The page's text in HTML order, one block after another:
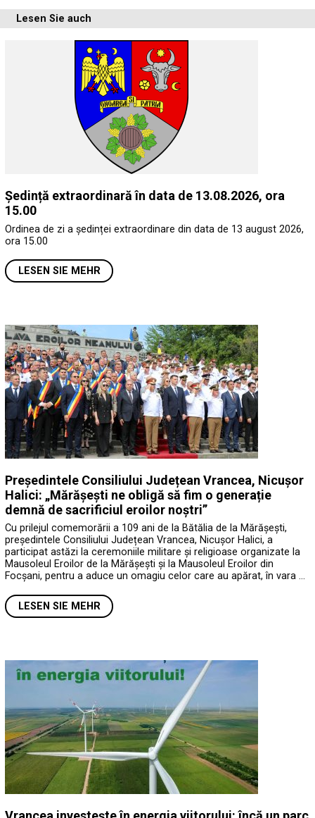
Lesen Sie auch
Ședință extraordinară în data de 13.08.2026, ora
15.00
Ordinea de zi a ședinței extraordinare din data de 13 august 2026,
ora 15.00
LESEN SIE MEHR
Președintele Consiliului Județean Vrancea, Nicușor
Halici: „Mărășești ne obligă să fim o generație
demnă de sacrificiul eroilor noștri”
Cu prilejul comemorării a 109 ani de la Bătălia de la Mărășești,
președintele Consiliului Județean Vrancea, Nicușor Halici, a
participat astăzi la ceremoniile militare și religioase organizate la
Mausoleul Eroilor de la Mărășești și la Mausoleul Eroilor din
Focșani, pentru a aduce un omagiu celor care au apărat, în vara …
LESEN SIE MEHR